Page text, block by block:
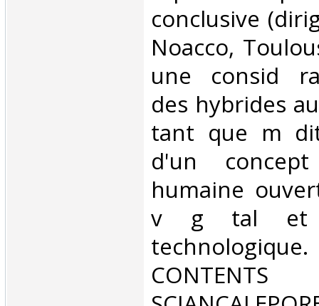
conclusive
Noacco,
une consid
des hybrides
tant que m
d'un
humaine
v g tal et